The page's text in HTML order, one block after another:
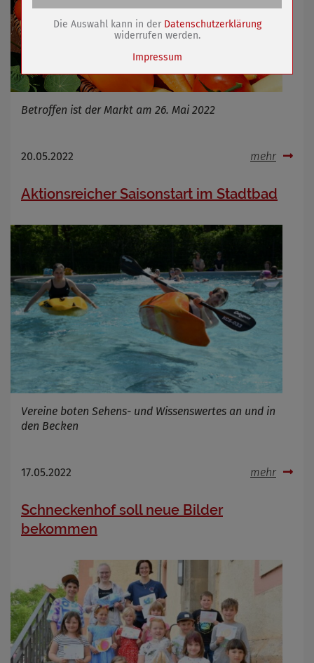
Betroffen ist der Markt am 26. Mai 2022
20.05.2022 mehr
Aktionsreicher Saisonstart im Stadtbad
Vereine boten Sehens- und Wissenswertes an und in
den Becken
17.05.2022 mehr
Schneckenhof soll neue Bilder
bekommen
Cookie Name
dywc
Cookie Laufzeit
1 Jahr
Name
Cookies die bei der Verwendung von
OpenStreetMaps gesetzt werden
Cookie Name
Name
Cookies die bei der Verwendung von
OpenWeatherAPI gesetzt werden
Anbieter
Zweck
Cookie Name
Cookie Laufzeit
Infos schließen
Die Auswahl kann in der Datenschutzerklärung
widerrufen werden.
Impressum